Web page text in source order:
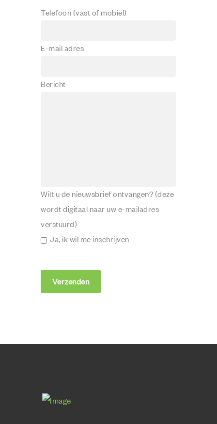
Telefoon (vast of mobiel)
E-mail adres
Bericht
Wilt u de nieuwsbrief ontvangen? (deze
wordt digitaal naar uw e-mailadres
verstuurd)
Ja, ik wil me inschrijven